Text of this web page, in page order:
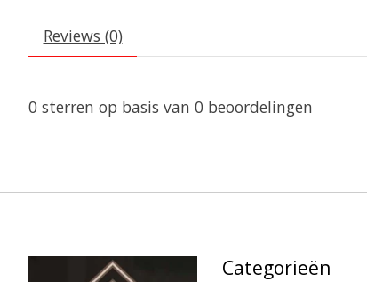
Reviews (0)
0 sterren op basis van 0 beoordelingen
Categorieën